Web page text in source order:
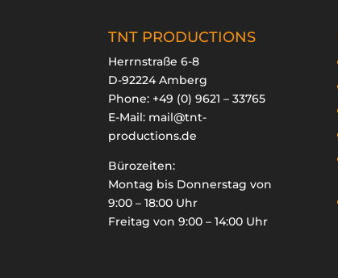
TNT PRODUCTIONS
Herrnstraße 6-8
D-92224 Amberg
Phone: +49 (0) 9621 – 33765
E-Mail: mail@tnt-
productions.de
Bürozeiten:
Montag bis Donnerstag von
9:00 – 18:00 Uhr
Freitag von 9:00 – 14:00 Uhr